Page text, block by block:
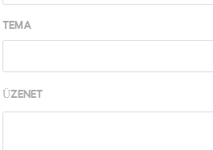
Téma
Üzenet*